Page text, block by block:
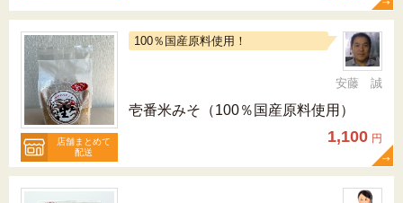
店舗まとめて
配送
100％国産原料使用！
安藤 誠
壱番米みそ（100％国産原料使用）
1,100 円